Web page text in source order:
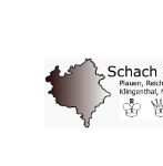
springen